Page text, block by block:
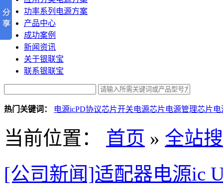
功率系列电源方案
产品中心
成功案例
新闻资讯
关于银联宝
联系银联宝
热门关键词： 电源icPD协议芯片开关电源芯片电源管理芯片
当前位置： 首页 » 全站
[公司新闻]适配器电源ic